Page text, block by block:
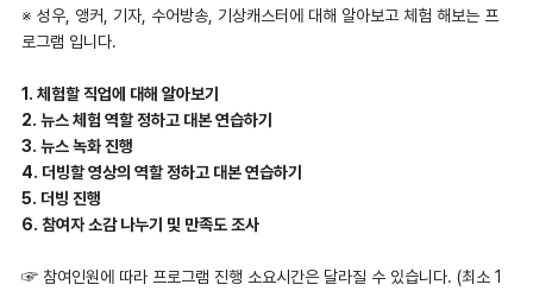
※ 성우, 앵커, 기자, 수어방송, 기상캐스터에 대해 알아보고 체험 해보는 프
로그램 입니다.
1. 체험할 직업에 대해 알아보기
2. 뉴스 체험 역할 정하고 대본 연습하기
3. 뉴스 녹화 진행
4. 더빙할 영상의 역할 정하고 대본 연습하기
5. 더빙 진행
6. 참여자 소감 나누기 및 만족도 조사
☞ 참여인원에 따라 프로그램 진행 소요시간은 달라질 수 있습니다. (최소 1